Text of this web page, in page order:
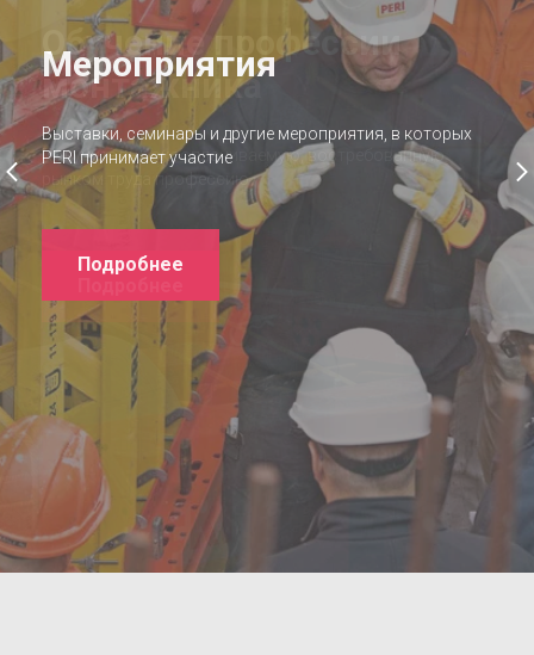
Обучение профессии
монтажника
Получите высокооплачиваемую, востребованную
рынком труда профессию